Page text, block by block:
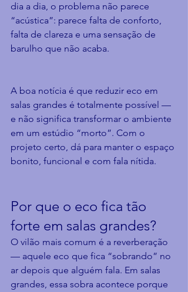
dia a dia, o problema não parece
“acústica”: parece falta de conforto,
falta de clareza e uma sensação de
barulho que não acaba.
A boa notícia é que reduzir eco em
salas grandes é totalmente possível —
e não significa transformar o ambiente
em um estúdio “morto”. Com o
projeto certo, dá para manter o espaço
bonito, funcional e com fala nítida.
Por que o eco fica tão
forte em salas grandes?
O vilão mais comum é a reverberação
— aquele eco que fica “sobrando” no
ar depois que alguém fala. Em salas
grandes, essa sobra acontece porque